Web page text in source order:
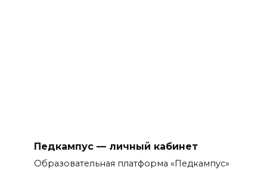
Педкампус — личный кабинет
Образовательная платформа «Педкампус»